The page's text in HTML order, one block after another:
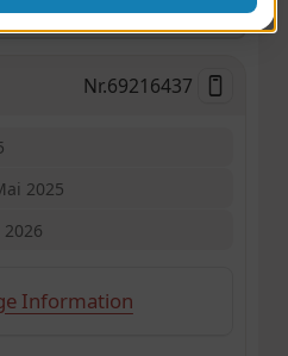
Nr.69216437
2025
2026
Information